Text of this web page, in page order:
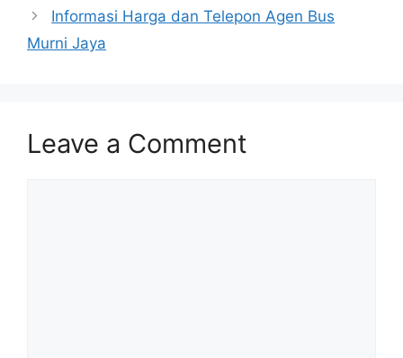
Informasi Harga dan Telepon Agen Bus
Murni Jaya
Leave a Comment